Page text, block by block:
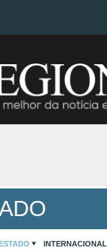
INTERNACIONAL